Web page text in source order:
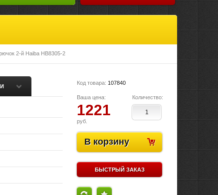
2-й Haiba HB8305-2
Код товара: 107840
Ваша цена:
1221
руб.
Количество:
В корзину
БЫСТРЫЙ ЗАКАЗ